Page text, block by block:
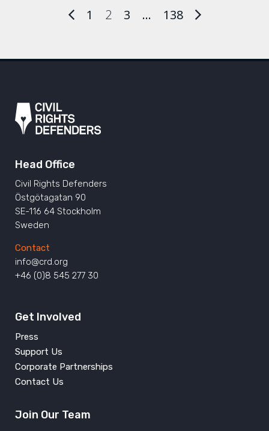
1 2 3 … 138
Head Office
Civil Rights Defenders
Östgötagatan 90
SE-116 64 Stockholm
Sweden
Contact
info@crd.org
+46 (0)8 545 277 30
Get Involved
Press
Support Us
Corporate Partnerships
Contact Us
Join Our Team